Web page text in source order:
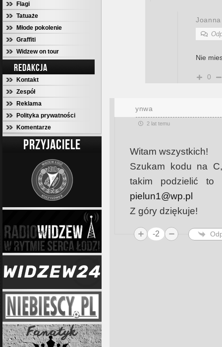
Flagi
Tatuaże
Młode pokolenie
Graffiti
Widzew on tour
REDAKCJA
Kontakt
Zespół
Reklama
Polityka prywatności
Komentarze
PRZYJACIELE
Joanna
Nie
0
ynwa
2 lat temu
Witam wszystkich!
Szukam kodu na
takim podzielić
pielun1@wp.pl
Z góry dziękuje!
-2